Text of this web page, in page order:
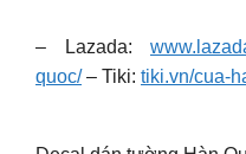
– Lazada:
quoc/– Tiki: tiki.vn/cua-